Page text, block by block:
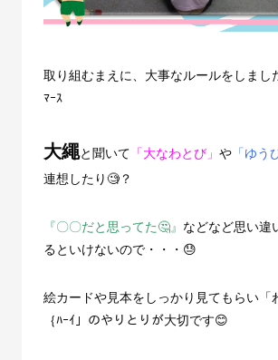
取り組むまえに、大事なルールをしまし
ﾏｰｽ
大繩と聞いて 「大なわとび」 や 「ゆう
連想したり🧐？
『〇〇だと思ってた🤔』 などなど思い違
るといけないので・・・😓
絵カードや見本をしっかり見てもらい「
｛ﾊｰｲ」のやりとりが大切です😊